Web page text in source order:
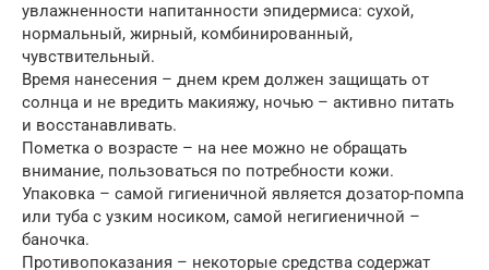
увлажненности напитанности эпидермиса: сухой,
нормальный, жирный, комбинированный,
чувствительный.
Время нанесения – днем крем должен защищать от
солнца и не вредить макияжу, ночью – активно питать
и восстанавливать.
Пометка о возрасте – на нее можно не обращать
внимание, пользоваться по потребности кожи.
Упаковка – самой гигиеничной является дозатор-помпа
или туба с узким носиком, самой негигиеничной –
баночка.
Противопоказания – некоторые средства содержат